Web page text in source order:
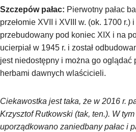
Szczepów pałac: Pierwotny pałac
przełomie XVII i XVIII w. (ok. 1700 r.)
przebudowany pod koniec XIX i na
ucierpiał w 1945 r. i został
jest niedostępny i można go oglądać
herbami dawnych wlaścicieli.
Ciekawostka jest taka, że w 2016 r.
Krzysztof Rutkowski (tak, ten.). W
uporządkowano zaniedbany pałac i